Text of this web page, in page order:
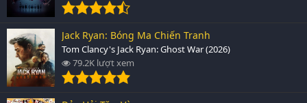
Jack Ryan: Bóng Ma Chiến Tranh
Tom Clancy's Jack Ryan: Ghost War (2026)
79.2K lượt xem